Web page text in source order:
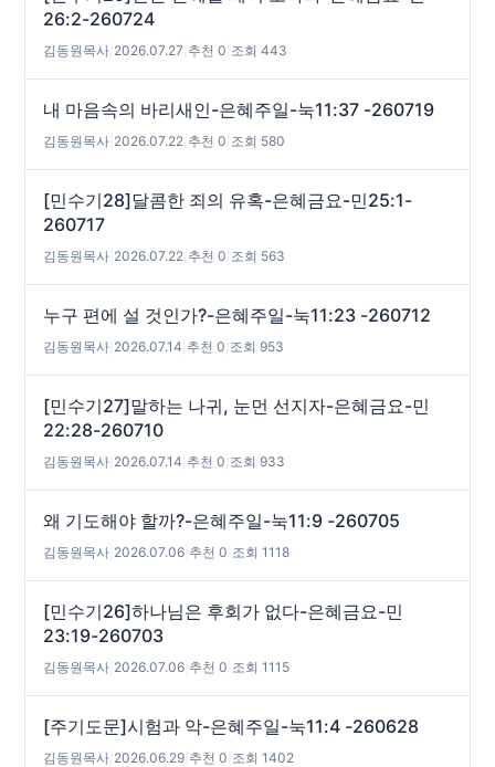
26:2-260724
김동원목사 2026.07.27 추천 0 조회 443
내 마음속의 바리새인-은혜주일-눅11:37 -260719
김동원목사 2026.07.22 추천 0 조회 580
[민수기28]달콤한 죄의 유혹-은혜금요-민25:1-
260717
김동원목사 2026.07.22 추천 0 조회 563
누구 편에 설 것인가?-은혜주일-눅11:23 -260712
김동원목사 2026.07.14 추천 0 조회 953
[민수기27]말하는 나귀, 눈먼 선지자-은혜금요-민
22:28-260710
김동원목사 2026.07.14 추천 0 조회 933
왜 기도해야 할까?-은혜주일-눅11:9 -260705
김동원목사 2026.07.06 추천 0 조회 1118
[민수기26]하나님은 후회가 없다-은혜금요-민
23:19-260703
김동원목사 2026.07.06 추천 0 조회 1115
[주기도문]시험과 악-은혜주일-눅11:4 -260628
김동원목사 2026.06.29 추천 0 조회 1402